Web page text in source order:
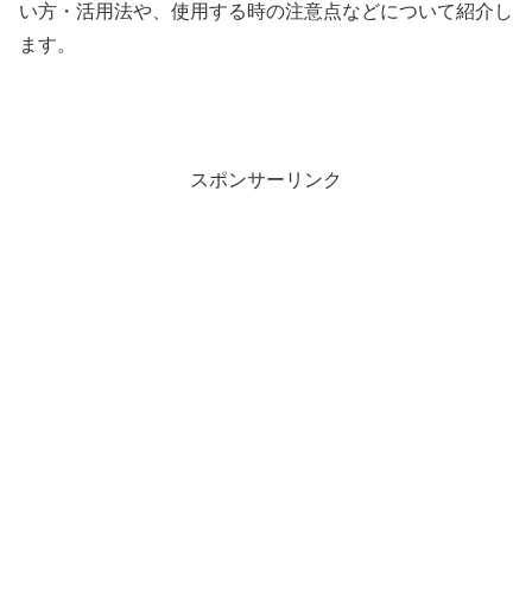
い方・活用法や、使用する時の注意点などについて紹介し
ます。
スポンサーリンク